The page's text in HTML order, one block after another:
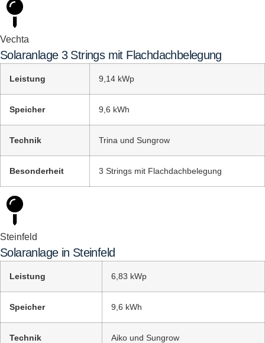
Vechta
Solaranlage 3 Strings mit Flachdachbelegung
Leistung 9,14 kWp
Speicher 9,6 kWh
Technik Trina und Sungrow
Besonderheit 3 Strings mit Flachdachbelegung
Steinfeld
Solaranlage in Steinfeld
Leistung 6,83 kWp
Speicher 9,6 kWh
Technik Aiko und Sungrow